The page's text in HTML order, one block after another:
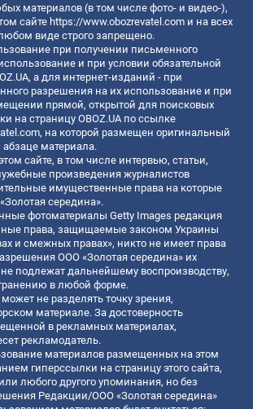
материалов (в том числе фото- и видео-),
сайте https://www.obozrevatel.com и на всех
виде строго запрещено.
при получении письменного
и при условии обязательной
а для интернет-изданий - при
разрешения на их использование и при
прямой, открытой для поисковых
на страницу OBOZ.UA по ссылке
, на которой размещен оригинальный
материала.
сайте, в том числе интервью, статьи,
произведения журналистов
имущественные права на которые
середина».
фотоматериалы Getty Images редакция
права, защищаемые законом Украины
и смежных правах», никто не имеет права
ООО «Золотая середина» их
подлежат дальнейшему воспроизводству,
в любой форме.
не разделять точку зрения,
материале. За достоверность
в рекламных материалах,
рекламодатель.
материалов размещенных на этом
гиперссылки на страницу этого сайта,
любого другого упоминания, но без
Редакции/ООО «Золотая середина»